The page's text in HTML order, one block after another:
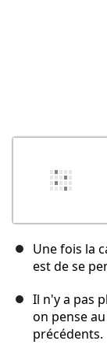
Une fois la
est de se
Il n'y a pas
on pense
précédents.